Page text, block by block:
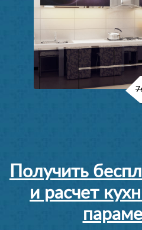
Получить
и расчет